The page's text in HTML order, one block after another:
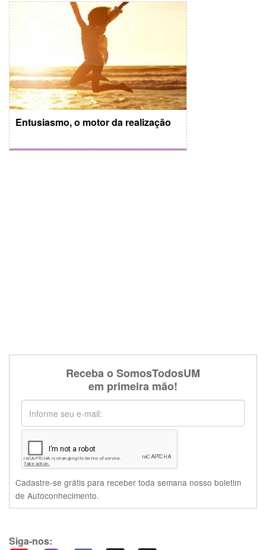
Entusiasmo, o motor da realização
Receba o SomosTodosUM
em primeira mão!
Cadastre-se grátis para receber toda semana nosso boletim
de Autoconhecimento.
Siga-nos: